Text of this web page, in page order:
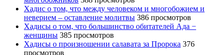
Хадис о том, что между человеком и многобожием и
неверием – оставление молитвы 386 просмотров
Хадисы о том, что большинство обитателей Ада −
женщины 385 просмотров
Хадисы о произношении салавата за Пророка 376
просмотров